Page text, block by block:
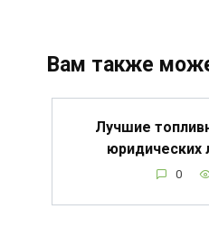
Вам также
Лучшие
юридических
0